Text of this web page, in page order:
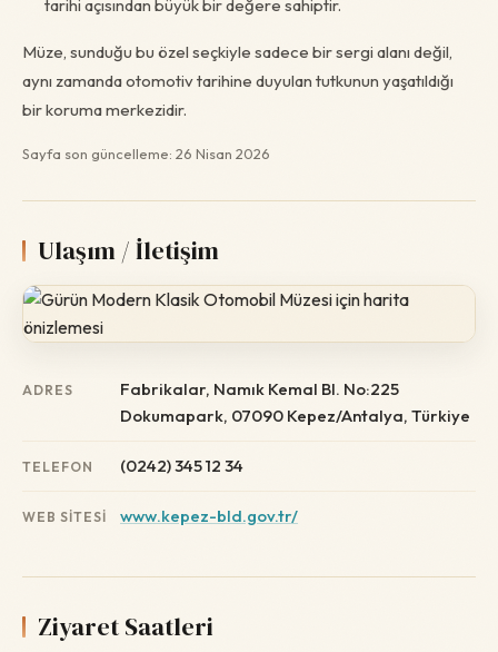
tarihi açısından büyük bir değere sahiptir.
Müze, sunduğu bu özel seçkiyle sadece bir sergi alanı değil,
aynı zamanda otomotiv tarihine duyulan tutkunun yaşatıldığı
bir koruma merkezidir.
Sayfa son güncelleme: 26 Nisan 2026
Ulaşım / İletişim
ADRES
Fabrikalar, Namık Kemal Bl. No:225
Dokumapark, 07090 Kepez/Antalya, Türkiye
TELEFON (0242) 345 12 34
WEB SITESI www.kepez-bld.gov.tr/
Ziyaret Saatleri